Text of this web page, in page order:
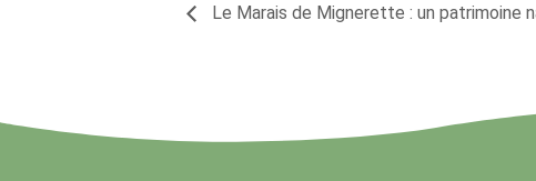
Le Marais de Mignerette : un patrimoine